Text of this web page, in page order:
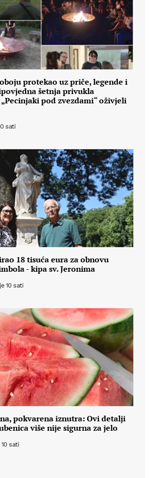
protekao uz priče, legende i
šetnja privukla
pod zvezdami“ oživjeli
sati
18 tisuća eura za obnovu
- kipa sv. Jeronima
10 sati
pokvarena iznutra: Ovi detalji
više nije sigurna za jelo
10 sati